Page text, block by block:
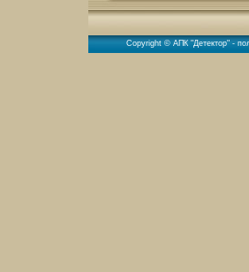
Copyright © АПК "Детектор" -